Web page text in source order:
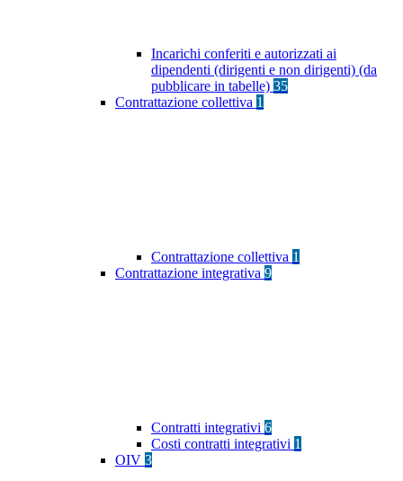
Incarichi conferiti e autorizzati ai
dipendenti (dirigenti e non dirigenti) (da
pubblicare in tabelle) 35
Contrattazione collettiva 1
Contrattazione collettiva 1
Contrattazione integrativa 9
Contratti integrativi 6
Costi contratti integrativi 1
OIV 3